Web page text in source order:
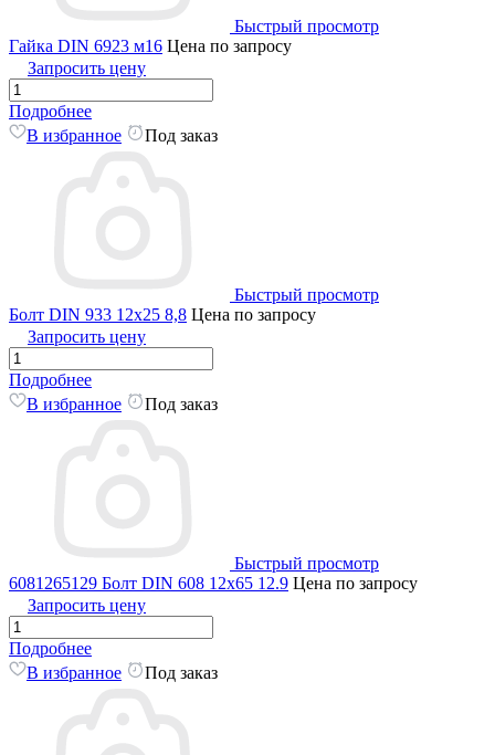
Быстрый просмотр
Гайка DIN 6923 м16 Цена по запросу
Запросить цену
Подробнее
В избранное
Под заказ
Быстрый просмотр
Болт DIN 933 12х25 8,8 Цена по запросу
Запросить цену
Подробнее
В избранное
Под заказ
Быстрый просмотр
6081265129 Болт DIN 608 12x65 12.9 Цена по запросу
Запросить цену
Подробнее
В избранное
Под заказ